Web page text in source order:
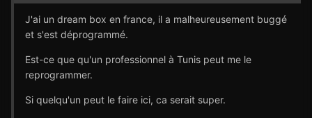
J'ai un dream box en france, il a malheureusement buggé
et s'est déprogrammé.
Est-ce que qu'un professionnel à Tunis peut me le
reprogrammer.
Si quelqu'un peut le faire ici, ca serait super.